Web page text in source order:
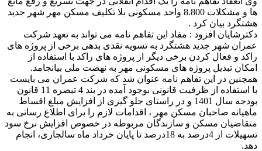
ها و مشکلات 8.800 واحد مسکونی بلا تکلیف مسکن مهر شهر جدید
هشتگرد بیان کرد .
دکترشایان افزود : مفاد این تفاهم نامه می تواند به تعهد شرکت
عمران شهر جدید هشتگرد به تسویه نقدی بدهی برخی از پروژه های
راکد و فعال کردن برخی دیگر از پروژه های راکد با استفاده از
امکان تبدیل پروژه های مسکونی مهر به نهضت ملی بیانجامد.
همچنین در این تفاهم نامه عنوان شد که شرکت عمران می بایست
با استفاده از ظرفیت قانونی بوجود آمده در بند 4 تبصره 11 قانون
بودجه سال 1401 و در راستای جلو گیری از افزایش مبلغ اقساط
ماهیانه صاحبان مسکن مهر ، اقدامات لازم را برای اطلاع رسانی به
متقاضیان مسکن و سازندگان مربوطه در خصوص افزایش نرخ سود
تسهیلات از 4درصد به 18درصد تا پایان خرداد ماه سالجاری، انجام
دهد.